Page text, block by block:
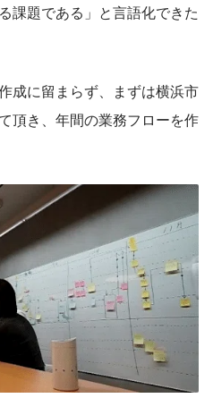
課題である」と言語化できた
成に留まらず、まずは横浜市
頂き、年間の業務フローを作